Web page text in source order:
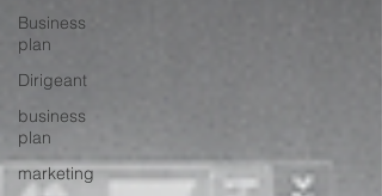
Business
plan
Dirigeant
business
plan
marketing